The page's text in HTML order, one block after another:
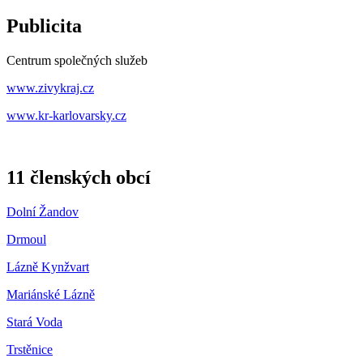
Publicita
Centrum společných služeb
www.zivykraj.cz
www.kr-karlovarsky.cz
11 členských obcí
Dolní Žandov
Drmoul
Lázně Kynžvart
Mariánské Lázně
Stará Voda
Trstěnice